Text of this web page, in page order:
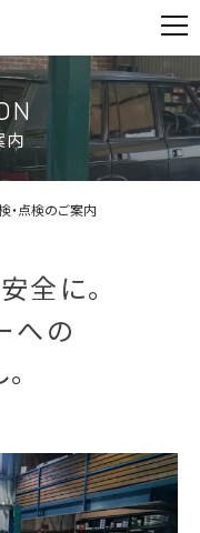
内
・点検のご案内
全に。
への